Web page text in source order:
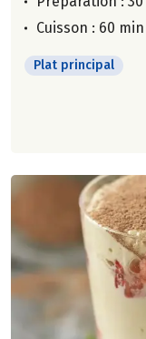
Cuisson : 60 min
Plat principal